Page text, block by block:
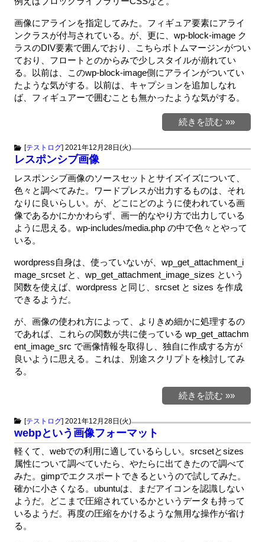
画像にアラインを指定してみた。フィギュア要素にアライ
ンクラスが付与されている。が、更に、wp-block-image ク
ラスのDIV要素で囲んでおり、こちらボトムマージンがつい
ており、フロートとのからみで少しスタイルが崩れてい
る。以前は、このwp-block-image側にアラインがついてい
たような気がする。以前は、キャプションを追加しなれ
ば、フィギュアーで囲むことも無かったような気がする。
続きを読む »»
[テストログ] 2021年12月28日(火)
レスポンシブ画像
レスポンシブ画像のソースセットとサイズイズについて、
色々と調べてみた。ワードプレスが出力するものは、それ
なりに良いらしい。が、どこにどのように使われている画
像であるかにかかわらず、画一的なやり方で出力している
ように思える。wp-includes/media.php の中で色々とやって
いる。
wordpress自身は、使っていないが、wp_get_attachment_i
mage_srcset と、wp_get_attachment_image_sizes という
関数を使えば、wordpress と同じ、srcset と sizes を作成
できるようだ。
が、画像の使われ方によって、よりきめ細かに処理するの
であれば、これらの関数が共に使っている wp_get_attachm
ent_image_src で画像情報を取得し、独自に作成する方が
良いように思える。これは、別途スクリプトを検討してみ
る。
続きを読む »»
[テストログ] 2021年12月28日(火)
webpという画像フォーマット
軽くて、webでの利用に適しているらしい。srcsetとsizes
属性について調べていたら、やたらに出てきたので調べて
みた。gimpでエクスポートできるというので試してみた。
確かに小さくなる。ubuntuは、まだアイコンを認識しない
ようだ。どこまで圧縮されているかというデータも持って
いるようだ。再度の圧縮をかけるような無用な操作が省け
る。